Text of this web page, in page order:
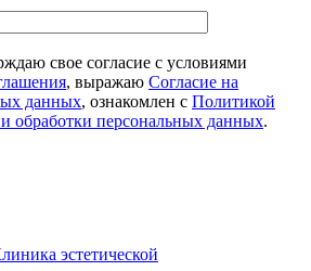
свое согласие с условиями
, выражаю Согласие на
данных, ознакомлен с Политикой
обработки персональных данных.
эстетической